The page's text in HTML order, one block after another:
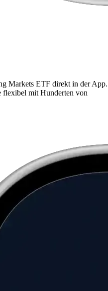
Markets ETF direkt in der App.
flexibel mit Hunderten von